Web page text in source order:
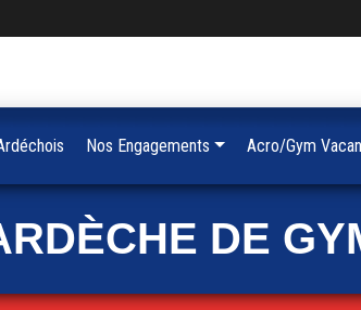
DE
Nos Engagements Acro/Gym